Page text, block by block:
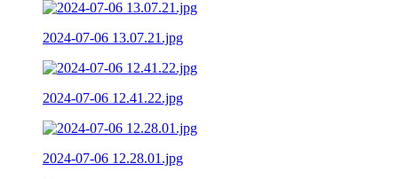
2024-07-06 13.07.21.jpg
2024-07-06 12.41.22.jpg
2024-07-06 12.28.01.jpg